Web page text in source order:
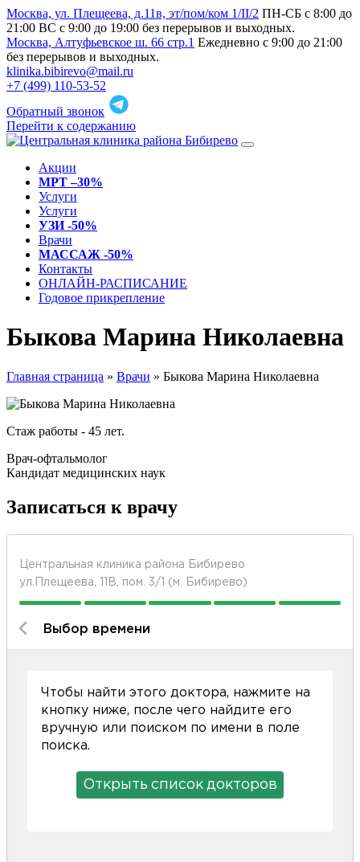
Москва, ул. Плещеева, д.11в, эт/пом/ком 1/II/2 ПН-СБ с 8:00 до
21:00 ВС с 9:00 до 19:00 без перерывов и выходных.
Москва, Алтуфьевское ш. 66 стр.1 Ежедневно с 9:00 до 21:00
без перерывов и выходных.
klinika.bibirevo@mail.ru
+7 (499) 110-53-52
Обратный звонок
Перейти к содержанию
Акции
МРТ –30%
Услуги
Услуги
УЗИ -50%
Врачи
МАССАЖ -50%
Контакты
ОНЛАЙН-РАСПИСАНИЕ
Годовое прикрепление
Быкова Марина Николаевна
Главная страница » Врачи » Быкова Марина Николаевна
Стаж работы - 45 лет.
Врач-офтальмолог
Кандидат медицинских наук
Записаться к врачу